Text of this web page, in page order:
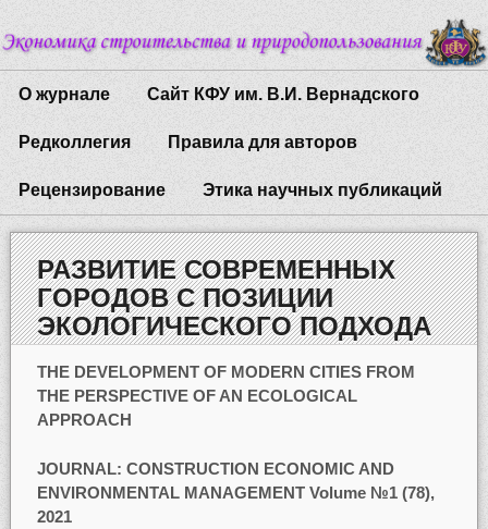
О журнале Сайт КФУ им. В.И. Вернадского
Редколлегия Правила для авторов
Рецензирование Этика научных публикаций
РАЗВИТИЕ СОВРЕМЕННЫХ
ГОРОДОВ С ПОЗИЦИИ
ЭКОЛОГИЧЕСКОГО ПОДХОДА
THE DEVELOPMENT OF MODERN CITIES FROM
THE PERSPECTIVE OF AN ECOLOGICAL
APPROACH
JOURNAL: CONSTRUCTION ECONOMIC AND
ENVIRONMENTAL MANAGEMENT Volume №1 (78),
2021